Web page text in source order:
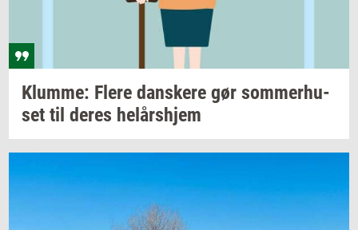
Klum­me: Flere dan­ske­re gør som­mer­hu­
set til deres helårs­hjem